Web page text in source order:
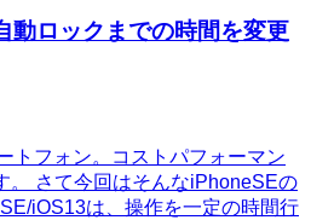
ロックまでの時間を変更
トフォン。コストパフォーマン
。 さて今回はそんなiPhoneSEの
iOS13は、操作を一定の時間行